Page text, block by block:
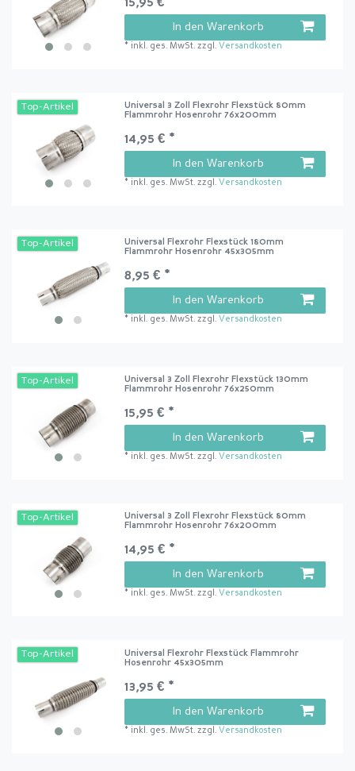
In den Warenkorb
* inkl. ges. MwSt. zzgl. Versandkosten
Top-Artikel
Universal 3 Zoll Flexrohr Flexstück 80mm
Flammrohr Hosenrohr 76x200mm
14,95 € *
In den Warenkorb
* inkl. ges. MwSt. zzgl. Versandkosten
Top-Artikel
Universal Flexrohr Flexstück 180mm
Flammrohr Hosenrohr 45x305mm
8,95 € *
In den Warenkorb
* inkl. ges. MwSt. zzgl. Versandkosten
Top-Artikel
Universal 3 Zoll Flexrohr Flexstück 130mm
Flammrohr Hosenrohr 76x250mm
15,95 € *
In den Warenkorb
* inkl. ges. MwSt. zzgl. Versandkosten
Top-Artikel
Universal 3 Zoll Flexrohr Flexstück 80mm
Flammrohr Hosenrohr 76x200mm
14,95 € *
In den Warenkorb
* inkl. ges. MwSt. zzgl. Versandkosten
Top-Artikel
Universal Flexrohr Flexstück Flammrohr
Hosenrohr 45x305mm
13,95 € *
In den Warenkorb
* inkl. ges. MwSt. zzgl. Versandkosten